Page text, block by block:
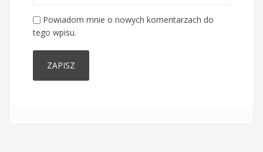
Powiadom mnie o nowych komentarzach do
tego wpisu.